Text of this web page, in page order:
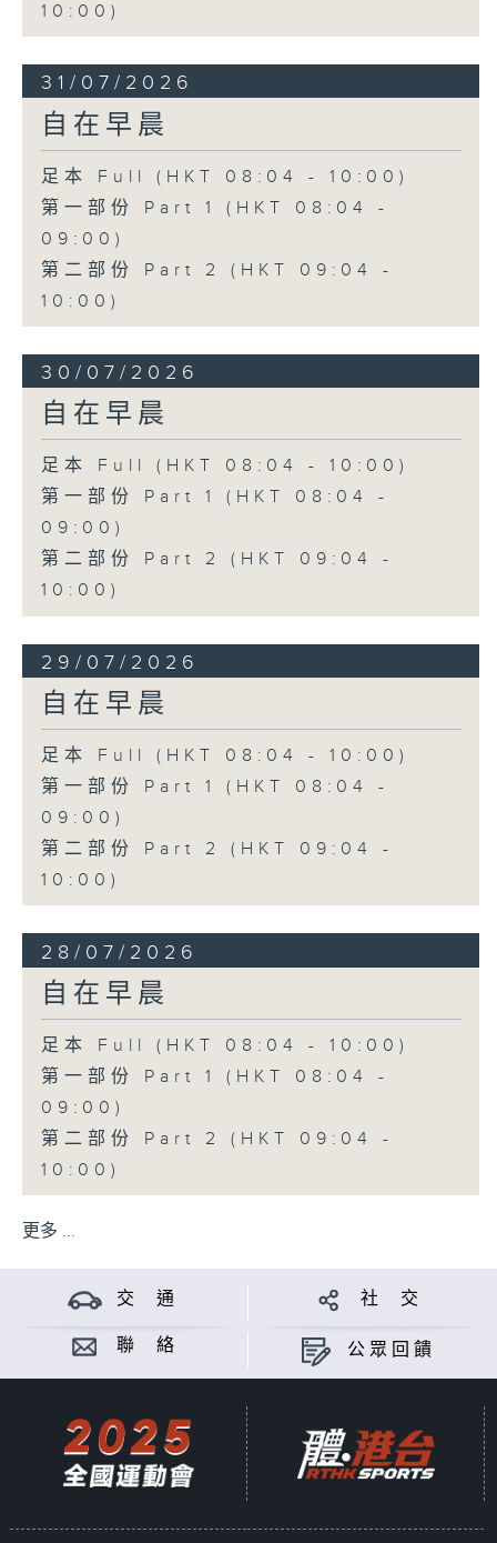
10:00)
31/07/2026
自在早晨
足本 Full (HKT 08:04 - 10:00)
第一部份 Part 1 (HKT 08:04 -
09:00)
第二部份 Part 2 (HKT 09:04 -
10:00)
30/07/2026
自在早晨
足本 Full (HKT 08:04 - 10:00)
第一部份 Part 1 (HKT 08:04 -
09:00)
第二部份 Part 2 (HKT 09:04 -
10:00)
29/07/2026
自在早晨
足本 Full (HKT 08:04 - 10:00)
第一部份 Part 1 (HKT 08:04 -
09:00)
第二部份 Part 2 (HKT 09:04 -
10:00)
28/07/2026
自在早晨
足本 Full (HKT 08:04 - 10:00)
第一部份 Part 1 (HKT 08:04 -
09:00)
第二部份 Part 2 (HKT 09:04 -
10:00)
更多 ...
交 通 社 交
聯 絡 公眾回饋